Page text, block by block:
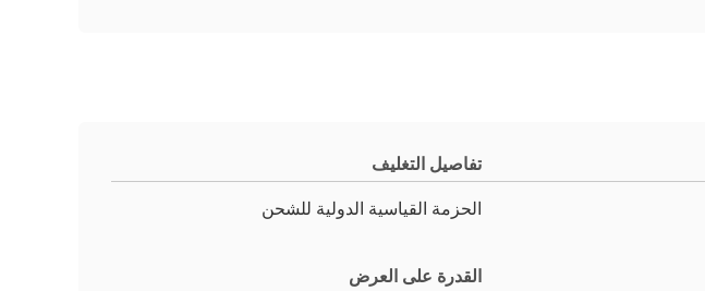
تفاصيل التغليف
الحزمة القياسية الدولية للشحن
القدرة على العرض